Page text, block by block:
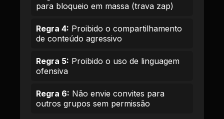
para bloqueio em massa (trava zap)
Regra 4: Proibido o compartilhamento
de conteúdo agressivo
Regra 5: Proibido o uso de linguagem
ofensiva
Regra 6: Não envie convites para
outros grupos sem permissão